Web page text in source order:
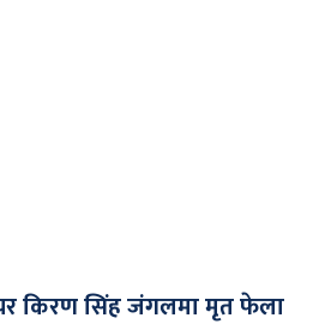
किरण सिंह जंगलमा मृत फेला